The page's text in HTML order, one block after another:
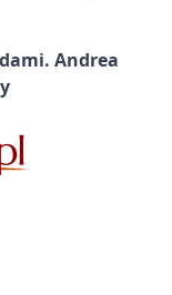
Andrea